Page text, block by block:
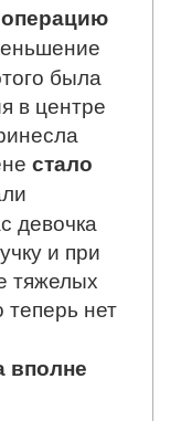
операцию
была
в центре
стало
девочка
и при
тяжелых
теперь нет
вполне